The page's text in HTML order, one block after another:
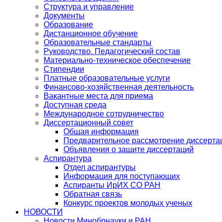
Структура и управление
Документы
Образование
Дистанционное обучение
Образовательные стандарты
Руководство. Педагогический состав
Материально-техническое обеспечение
Стипендии
Платные образовательные услуги
Финансово-хозяйственная деятельность
Вакантные места для приема
Доступная среда
Международное сотрудничество
Диссертационный совет
Общая информация
Предварительное рассмотрение
Объявления о защите диссертаций
Аспирантура
Отдел аспирантуры
Информация для поступающих
Аспиранты ИрИХ СО РАН
Обратная связь
Конкурс проектов молодых ученых
НОВОСТИ